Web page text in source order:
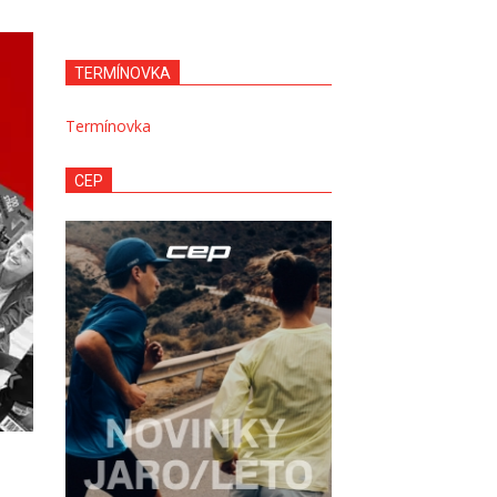
TERMÍNOVKA
Termínovka
CEP